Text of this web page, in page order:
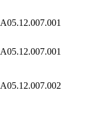
A05.12.007.001
A05.12.007.001
A05.12.007.002